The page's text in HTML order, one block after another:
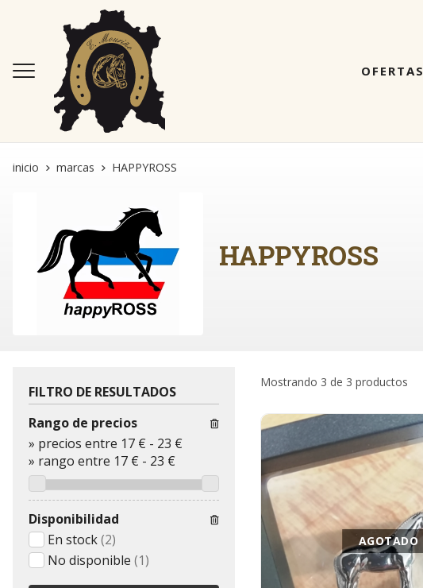
OFERTAS
inicio marcas HAPPYROSS
HAPPYROSS
Mostrando 3 de 3 productos
AGOTADO
FILTRO DE RESULTADOS
Rango de precios
» precios entre 17 € - 23 €
» rango entre 17 € - 23 €
Disponibilidad
En stock(2)
No disponible (1)